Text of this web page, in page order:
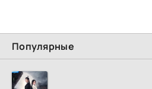
Популярные